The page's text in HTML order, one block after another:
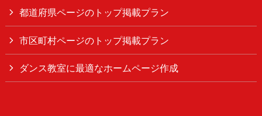
都道府県ページのトップ掲載プラン
市区町村ページのトップ掲載プラン
ダンス教室に最適なホームページ作成